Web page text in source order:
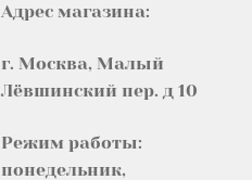
Адрес магазина:
г. Москва, Малый
Лёвшинский пер. д 10
Режим работы:
понедельник,